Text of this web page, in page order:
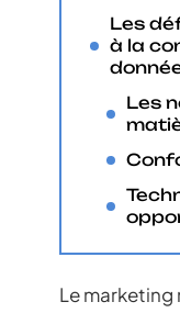
Les
à la
Les
Le marketing